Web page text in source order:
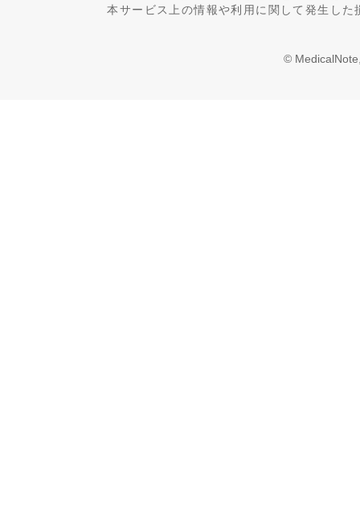
本サービス上の情報や利用に関して発生し
©